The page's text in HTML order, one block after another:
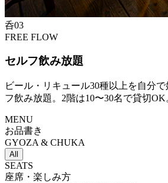
呑03
FREE FLOW
セルフ飲み放題
ビール・リキュール30種以上を自分
フ飲み放題。2階は10〜30名で貸切OK
MENU
お品書き
GYOZA & CHUKA
All
SEATS
座席・楽しみ方